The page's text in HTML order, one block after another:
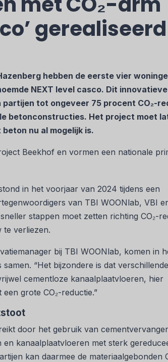
hebben de eerste vier
NEXT level casco. Dit innovatieve
tot ongeveer 75 procent CO₂-
betonconstructies. Het project moet
nu al mogelijk is.
Beekhof en vormen een nationale
in het voorjaar van 2024 tijdens een
van TBI WOONlab, VBI
stappen moet zetten richting CO₂-
te verliezen.
bij TBI WOONlab, komen in
“Het bijzondere is dat verschillende
cementloze kanaalplaatvloeren, hier
grote CO₂-reductie.”
door het gebruik van
kanaalplaatvloeren met sterk
kan daarmee de materiaalgebonden